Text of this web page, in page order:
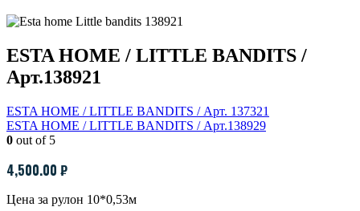
ESTA HOME / LITTLE BANDITS /
Арт.138921
ESTA HOME / LITTLE BANDITS / Арт. 137321
ESTA HOME / LITTLE BANDITS / Арт.138929
0 out of 5
4,500.00 ₽
Цена за рулон 10*0,53м